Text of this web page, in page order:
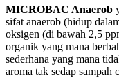
MICROBAC Anaerob
sifat anaerob (hidup
oksigen (di bawah 2,5
organik yang mana
sederhana yang mana
aroma tak sedap sampah